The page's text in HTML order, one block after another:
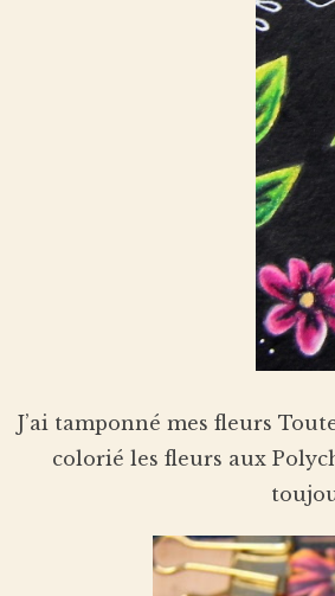
J’ai tamponné mes fleurs
colorié les fleurs aux